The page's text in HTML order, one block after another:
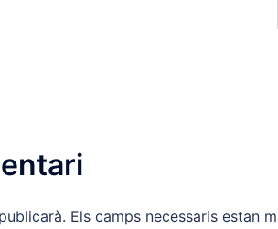
Els camps necessaris estan